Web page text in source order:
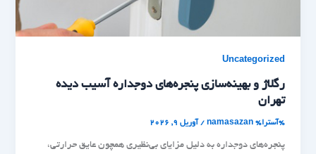
Uncategorized
رگلاژ و بهینه‌سازی پنجره‌های دوجداره آسیب دیده
تهران
%آسترا% namasazan
/ آوریل 9, 2026
پنجره‌های دوجداره به دلیل مزایای بی‌نظیری همچون عایق حرارتی،